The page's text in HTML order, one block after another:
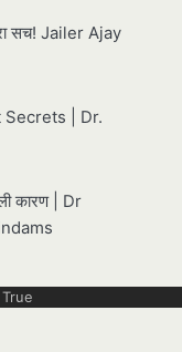
सच! Jailer Ajay
| Dr.
कारण | Dr